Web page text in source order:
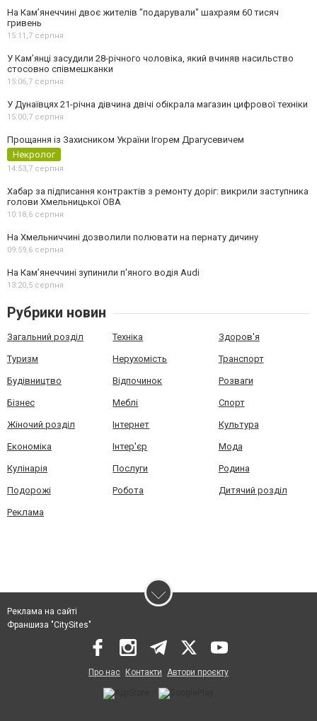
На Камʼянеччині двоє жителів "подарували" шахраям 60 тисяч
гривень
15:11,7 серпня
У Камʼянці засудили 28-річного чоловіка, який вчиняв насильство
стосовно співмешканки
15:06,7 серпня
У Дунаївцях 21-річна дівчина двічі обікрала магазин цифрової техніки
15:00,7 серпня
Прощання із Захисником України Ігорем Драгусевичем
Некролог
14:53,7 серпня
Хабар за підписання контрактів з ремонту доріг: викрили заступника
голови Хмельницької ОВА
10:18,6 серпня
На Хмельниччині дозволили полювати на пернату дичину
09:59,6 серпня
На Камʼянеччині зупинили п'яного водія Audi
13:20,5 серпня
Рубрики новин
Загальний розділ Техніка Здоров'я
Туризм Нерухомість Транспорт
Будівництво Відпочинок Розваги
Бізнес Меблі Спорт
Жіночий розділ Інтернет Культура
Економіка Інтер'єр Мода
Кулінарія Послуги Родина
Подорожі Робота Дитячий розділ
Реклама
Реклама на сайті
Франшиза "CitySites"
Про нас Контакти Автори проєкту